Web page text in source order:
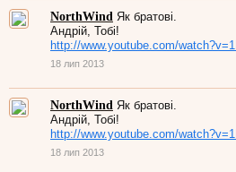
NorthWind Як братові.
Андрій, Тобі!
http://www.youtube.com/
18 лип 2013
NorthWind Як братові.
Андрій, Тобі!
http://www.youtube.com/
18 лип 2013